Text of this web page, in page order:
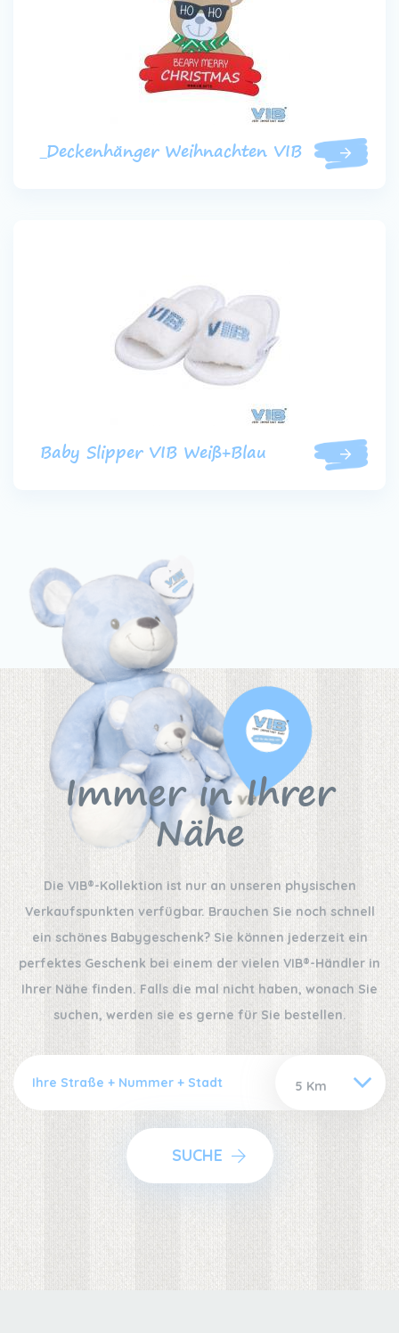
_Deckenhänger Weihnachten VIB
Baby Slipper VIB Weiß+Blau
Immer in Ihrer
Nähe
Die VIB®-Kollektion ist nur an unseren physischen
Verkaufspunkten verfügbar. Brauchen Sie noch schnell
ein schönes Babygeschenk? Sie können jederzeit ein
perfektes Geschenk bei einem der vielen VIB®-Händler in
Ihrer Nähe finden. Falls die mal nicht haben, wonach Sie
suchen, werden sie es gerne für Sie bestellen.
SUCHE